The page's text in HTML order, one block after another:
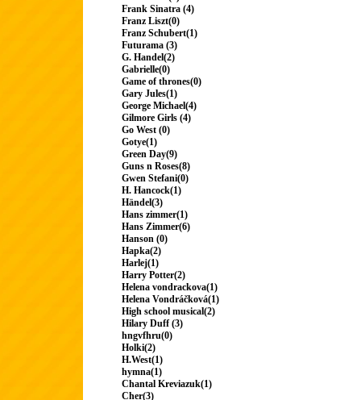
Frank Sinatra (4)
Franz Liszt(0)
Franz Schubert(1)
Futurama (3)
G. Handel(2)
Gabrielle(0)
Game of thrones(0)
Gary Jules(1)
George Michael(4)
Gilmore Girls (4)
Go West (0)
Gotye(1)
Green Day(9)
Guns n Roses(8)
Gwen Stefani(0)
H. Hancock(1)
Händel(3)
Hans zimmer(1)
Hans Zimmer(6)
Hanson (0)
Hapka(2)
Harlej(1)
Harry Potter(2)
Helena vondrackova(1)
Helena Vondráčková(1)
High school musical(2)
Hilary Duff (3)
hngvfhru(0)
Holki(2)
H.West(1)
hymna(1)
Chantal Kreviazuk(1)
Cher(3)